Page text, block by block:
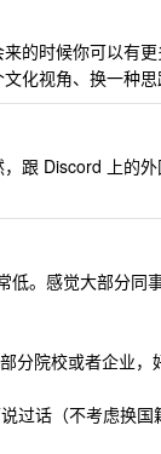
的时候你可以有更
化视角、换一种思
跟 Discord 上的
低。感觉大部分同
分院校或者企业，
过话（不考虑换国